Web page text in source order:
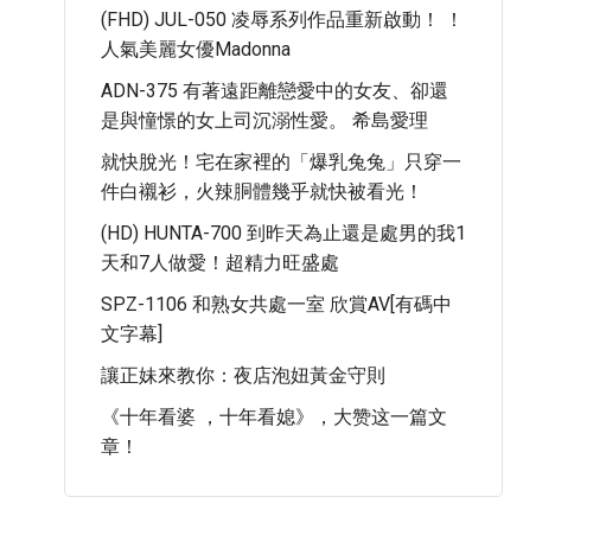
(FHD) JUL-050 凌辱系列作品重新啟動！ ！
人氣美麗女優Madonna
ADN-375 有著遠距離戀愛中的女友、卻還
是與憧憬的女上司沉溺性愛。 希島愛理
就快脫光！宅在家裡的「爆乳兔兔」只穿一
件白襯衫，火辣胴體幾乎就快被看光！
(HD) HUNTA-700 到昨天為止還是處男的我1
天和7人做愛！超精力旺盛處
SPZ-1106 和熟女共處一室 欣賞AV[有碼中
文字幕]
讓正妹來教你：夜店泡妞黃金守則
《十年看婆 ，十年看媳》，大赞这一篇文
章！